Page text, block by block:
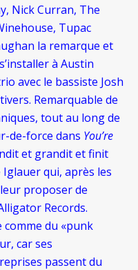
Nick Curran, The
Tupac
la remarque et
à Austin
avec le bassiste Josh
Remarquable de
tout au long de
de-force dans You’re
et grandit et finit
qui, après les
proposer de
Records.
du «punk
car ses
passent du